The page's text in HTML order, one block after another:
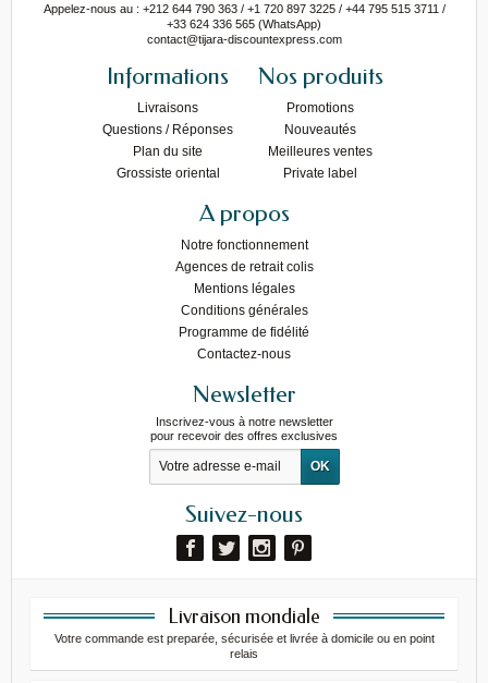
Appelez-nous au : +212 644 790 363 / +1 720 897 3225 / +44 795 515 3711 /
+33 624 336 565 (WhatsApp)
contact@tijara-discountexpress.com
Informations
Livraisons
Questions / Réponses
Plan du site
Grossiste oriental
Nos produits
Promotions
Nouveautés
Meilleures ventes
Private label
A propos
Notre fonctionnement
Agences de retrait colis
Mentions légales
Conditions générales
Programme de fidélité
Contactez-nous
Newsletter
Inscrivez-vous à notre newsletter
pour recevoir des offres exclusives
Suivez-nous
Livraison mondiale
Votre commande est preparée, sécurisée et livrée à domicile ou en point
relais